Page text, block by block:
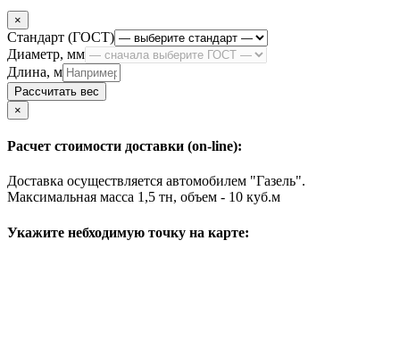
×
Стандарт (ГОСТ)
Диаметр, мм
Длина, м
Рассчитать вес
×
Расчет стоимости доставки (on-line):
Доставка осуществляется автомобилем "Газель".
Максимальная масса 1,5 тн, объем - 10 куб.м
Укажите небходимую точку на карте: